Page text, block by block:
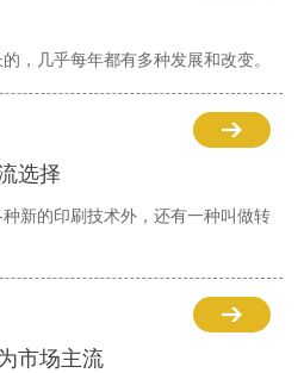
，几乎每年都有多种发展和改变。
选择
新的印刷技术外，还有一种叫做转
市场主流